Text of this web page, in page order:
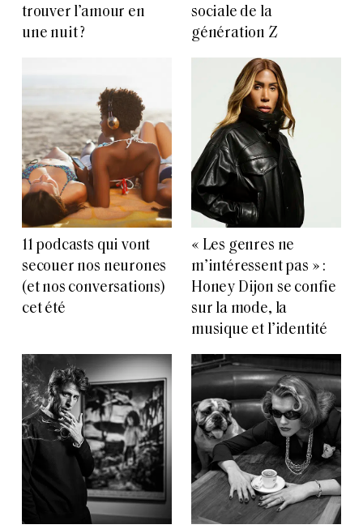
trouver l’amour en
une nuit ?
sociale de la
génération Z
11 podcasts qui vont
secouer nos neurones
(et nos conversations)
cet été
« Les genres ne
m’intéressent pas » :
Honey Dijon se confie
sur la mode, la
musique et l’identité